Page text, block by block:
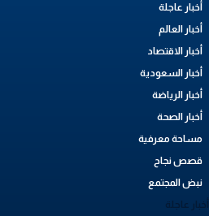
أخبار عاجلة
أخبار العالم
أخبار الاقتصاد
أخبار السعودية
أخبار الرياضة
أخبار الصحة
مساحة معرفية
قصص نجاح
نبض المجتمع
عاجلة